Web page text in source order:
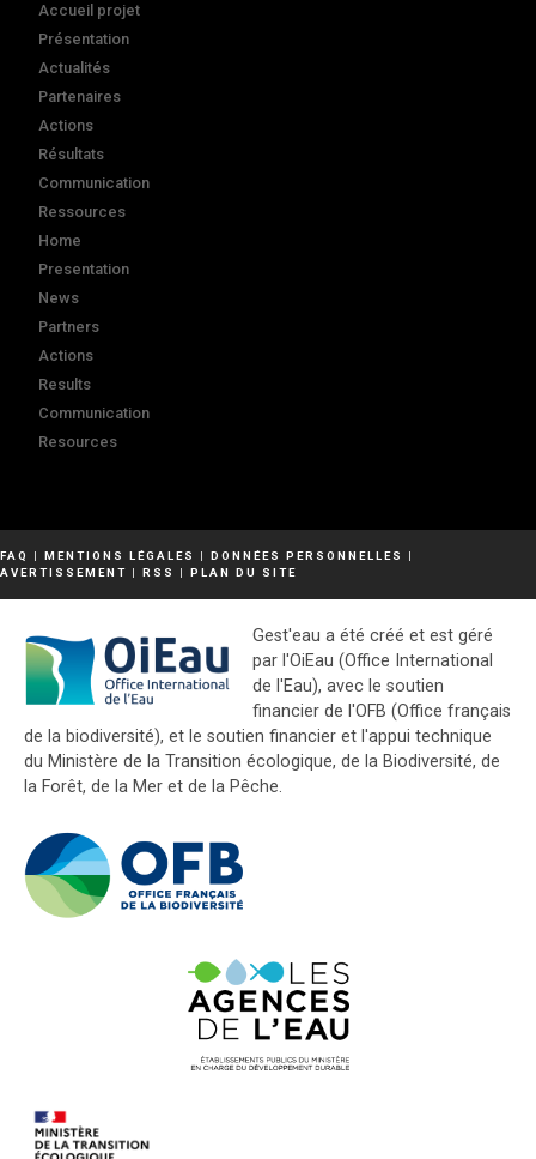
Accueil projet
Présentation
Actualités
Partenaires
Actions
Résultats
Communication
Ressources
Home
Presentation
News
Partners
Actions
Results
Communication
Resources
FAQ | MENTIONS LÉGALES | DONNÉES PERSONNELLES
|
AVERTISSEMENT | RSS | PLAN DU SITE
Gest'eau a été créé et est géré
par l'OiEau (Office International
de l'Eau), avec le soutien
financier de l'OFB (Office français
de la biodiversité), et le soutien financier et l'appui technique
du Ministère de la Transition écologique, de la Biodiversité, de
la Forêt, de la Mer et de la Pêche.